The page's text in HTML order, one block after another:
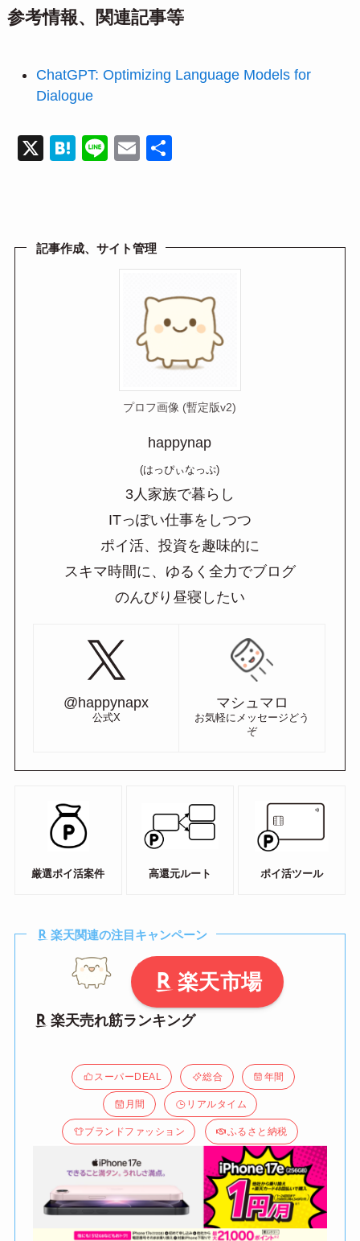
参考情報、関連記事等
ChatGPT: Optimizing Language Models for
Dialogue
X
H
a
Li
E
記事作成、サイト管理
プロフ画像 (暫定版v2)
happynap
(はっぴぃなっぷ)
3人家族で暮らし
ITっぽい仕事をしつつ
ポイ活、投資を趣味的に
スキマ時間に、ゆるく全力でブログ
のんびり昼寝したい
@happynapx
公式X
マシュマロ
お気軽にメッセージどう
ぞ
厳選ポイ活案件 高還元ルート ポイ活ツール
楽天関連の注目キャンペーン
楽天市場
楽天売れ筋ランキング
スーパーDEAL 総合 年間
月間 リアルタイム
ブランドファッション ふるさと納税